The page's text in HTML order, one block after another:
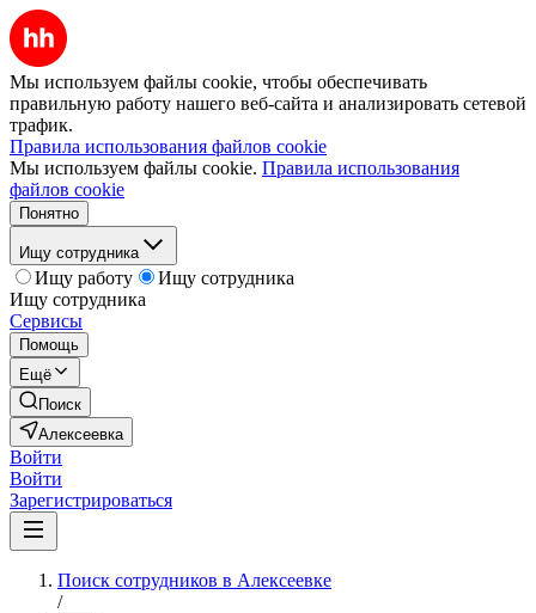
Мы используем файлы cookie, чтобы обеспечивать
правильную работу нашего веб-сайта и анализировать сетевой
трафик.
Правила использования файлов cookie
Мы используем файлы cookie. Правила использования
файлов cookie
Понятно
Ищу сотрудника
Ищу работу
Ищу сотрудника
Ищу сотрудника
Сервисы
Помощь
Ещё
Поиск
Алексеевка
Войти
Войти
Зарегистрироваться
Поиск сотрудников в Алексеевке
/